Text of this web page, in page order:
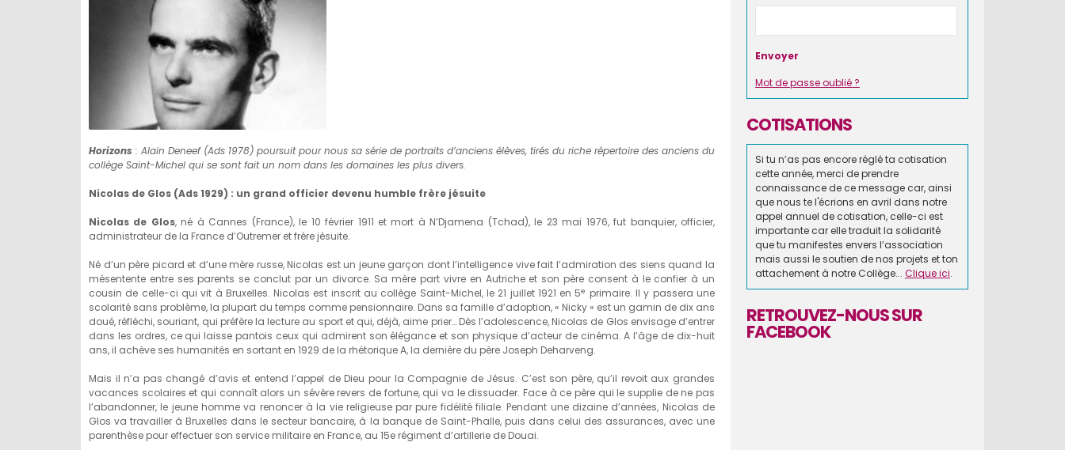
Horizons : Alain Deneef (Ads 1978) poursuit pour nous sa série de portraits d’anciens élèves, tirés du riche répertoire des anciens du
collège Saint-Michel qui se sont fait un nom dans les domaines les plus divers.
Nicolas de Glos (Ads 1929) : un grand officier devenu humble frère jésuite
Nicolas de Glos, né à Cannes (France), le 10 février 1911 et mort à N’Djamena (Tchad), le 23 mai 1976, fut banquier, officier,
administrateur de la France d’Outremer et frère jésuite.
Né d’un père picard et d’une mère russe, Nicolas est un jeune garçon dont l’intelligence vive fait l’admiration des siens quand la
mésentente entre ses parents se conclut par un divorce. Sa mère part vivre en Autriche et son père consent à le confier à un
cousin de celle-ci qui vit à Bruxelles. Nicolas est inscrit au collège Saint-Michel, le 21 juillet 1921 en 5e primaire. Il y passera une
scolarité sans problème, la plupart du temps comme pensionnaire. Dans sa famille d’adoption, « Nicky » est un gamin de dix ans
doué, réfléchi, souriant, qui préfère la lecture au sport et qui, déjà, aime prier… Dès l’adolescence, Nicolas de Glos envisage d’entrer
dans les ordres, ce qui laisse pantois ceux qui admirent son élégance et son physique d’acteur de cinéma. A l’âge de dix-huit
ans, il achève ses humanités en sortant en 1929 de la rhétorique A, la dernière du père Joseph Deharveng.
Mais il n’a pas changé d’avis et entend l’appel de Dieu pour la Compagnie de Jésus. C’est son père, qu’il revoit aux grandes
vacances scolaires et qui connaît alors un sévère revers de fortune, qui va le dissuader. Face à ce père qui le supplie de ne pas
l’abandonner, le jeune homme va renoncer à la vie religieuse par pure fidélité filiale. Pendant une dizaine d’années, Nicolas de
Glos va travailler à Bruxelles dans le secteur bancaire, à la banque de Saint-Phalle, puis dans celui des assurances, avec une
parenthèse pour effectuer son service militaire en France, au 15e régiment d’artillerie de Douai.
Mot de passe oublié ?
COTISATIONS
Si tu n’as pas encore réglé ta cotisation
cette année, merci de prendre
connaissance de ce message car, ainsi
que nous te l'écrions en avril dans notre
appel annuel de cotisation, celle-ci est
importante car elle traduit la solidarité
que tu manifestes envers l’association
mais aussi le soutien de nos projets et ton
attachement à notre Collège... Clique ici.
RETROUVEZ-NOUS SUR
FACEBOOK